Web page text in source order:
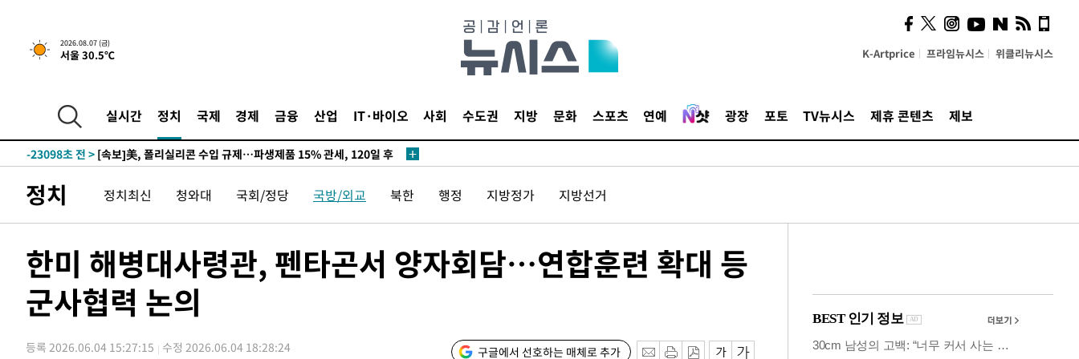
2026.08.07 (금)
서울 30.5℃ K-Artprice 프라임뉴시스 위클리뉴시스
실시간 정치 국제 경제 금융 산업 IT·바이오 사회 수도권 지방 문화 스포츠 연예 광장 포토 TV뉴시스 제휴 콘텐츠 제보
-18949초 전 >[속보] 뉴욕증시, 일제 하락 마감…나스닥 0.06%↓
-29419초 전 >
입추에도 극한더위…서울 낮 39도 '폭염중대경보'
-24383초 전 >
례 큰 폭발음
-23098초 전 > [속보]美, 폴리실리콘 수입 규제…파생제품 15% 관세, 120일 후
-18949초 전 >
[속보] 뉴욕증시, 일제 하락 마감…나스닥 0.06%↓
-30121초 전 >시리아 다마스쿠스 교외에서 미니버스 폭발.. 14명 부상, 3명은 중
-24383초 전 >이란, 호르무즈서 "적국 목표물들"과 대치로 남부 케슘섬에서 두차
례 큰 폭발음
-23098초 전 >[속보]美, 폴리실리콘 수입 규제…파생제품 15% 관세, 120일 후
발효
-21249초 전 >[속보]트럼프, 美 원정출산 금지 행정명령 서명
정치 정치최신 청와대 국회/정당 국방/외교 북한 행정 지방정가 지방선거
한미 해병대사령관, 펜타곤서 양자회담…연합훈련 확대 등
군사협력 논의
등록 2026.06.04 15:27:15 수정 2026.06.04 18:28:24 구글에서 선호하는 매체로 추가
시, 스마트폰 액세서리에
NFC 더했다